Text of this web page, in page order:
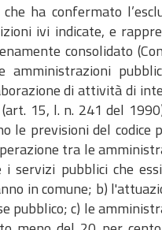
ha confermato
ivi indicate, e
consolidato
amministrazioni
di attività di
15, l. n. 241 del
le previsioni del codice
tra le
servizi pubblici che
in comune; b)
pubblico; c) le